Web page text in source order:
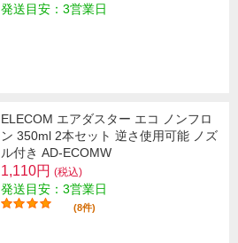
発送目安：3営業日
ELECOM エアダスター エコ ノンフロ
ン 350ml 2本セット 逆さ使用可能 ノズ
ル付き AD-ECOMW
1,110円 (税込)
発送目安：3営業日
(8件)